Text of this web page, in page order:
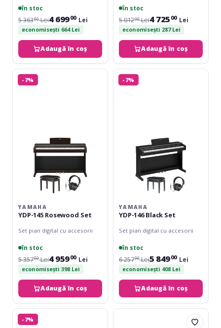
în stoc
5 36300Lei4 69900 Lei
economisești 664 Lei
Adaugă în coș
în stoc
5 01200Lei4 725 00 Lei
economisești 287 Lei
Adaugă în coș
Yamaha
YDP--7%
YAMAHA
YDP-145 Rosewood Set
Set pian digital cu accesorii
în stoc
5 35700Lei4 95900 Lei
economisești 398 Lei
Adaugă în coș
Yamaha
YDP--7%
YAMAHA
YDP-146 Black Set
Set pian digital cu accesorii
în stoc
6 25700Lei5 84900 Lei
economisești 408 Lei
Adaugă în coș
Yamaha
YDP--7%
Montford